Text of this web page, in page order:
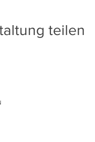
teilen